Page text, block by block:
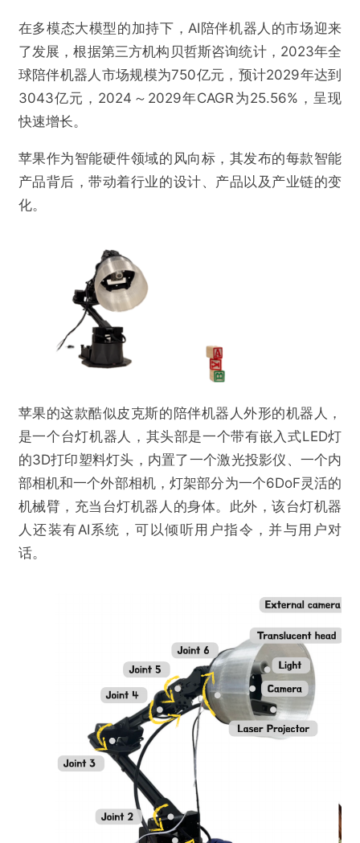
在多模态大模型的加持下，AI陪伴机器人的市场迎来
了发展，根据第三方机构贝哲斯咨询统计，2023年全
球陪伴机器人市场规模为750亿元，预计2029年达到
3043亿元，2024～2029年CAGR为25.56%，呈现
快速增长。
苹果作为智能硬件领域的风向标，其发布的每款智能
产品背后，带动着行业的设计、产品以及产业链的变
化。
苹果的这款酷似皮克斯的陪伴机器人外形的机器人，
是一个台灯机器人，其头部是一个带有嵌入式LED灯
的3D打印塑料灯头，内置了一个激光投影仪、一个内
部相机和一个外部相机，灯架部分为一个6DoF灵活的
机械臂，充当台灯机器人的身体。此外，该台灯机器
人还装有AI系统，可以倾听用户指令，并与用户对
话。